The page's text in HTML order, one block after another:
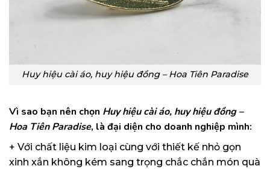
Huy hiệu cài áo, huy hiệu đồng – Hoa Tiên Paradise
Vì sao bạn nên chọn Huy hiệu cài áo, huy hiệu đồng –
Hoa Tiên Paradise, là đại diện cho doanh nghiệp mình:
+ Với chất liệu kim loại cùng với thiết kế nhỏ gọn
xinh xắn không kém sang trọng chắc chắn món quà